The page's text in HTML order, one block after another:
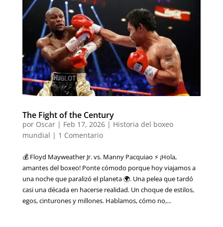
The Fight of the Century
por Oscar| Feb 17, 2026| Historia del boxeo
mundial | 1 Comentario
💰 Floyd Mayweather Jr. vs. Manny Pacquiao ⚡ ¡Hola,
amantes del boxeo! Ponte cómodo porque hoy viajamos a
una noche que paralizó el planeta 🌍. Una pelea que tardó
casi una década en hacerse realidad. Un choque de estilos,
egos, cinturones y millones. Hablamos, cómo no,...